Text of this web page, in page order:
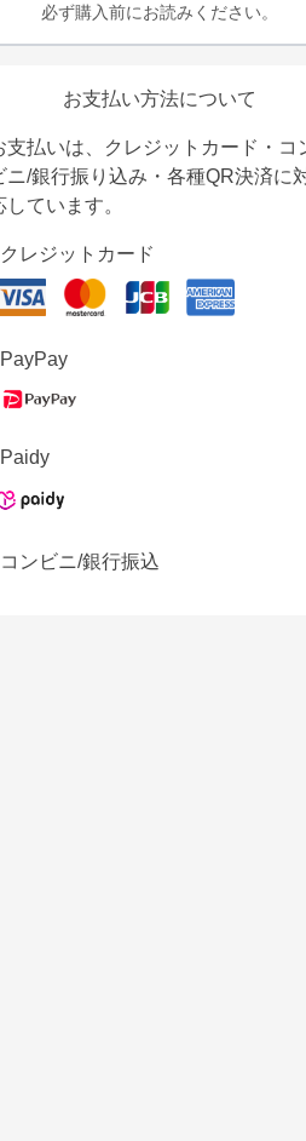
必ず購入前にお読みください。
お支払い方法について
支払いは、クレジットカード・コ
ニ/銀行振り込み・各種QR決済に
しています。
クレジットカード
PayPay
Paidy
コンビニ/銀行振込